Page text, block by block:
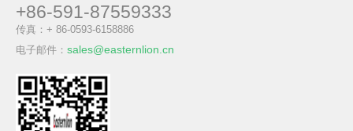
+86-591-87559333
传真：+ 86-0593-6158886
电子邮件： sales@easternlion.cn